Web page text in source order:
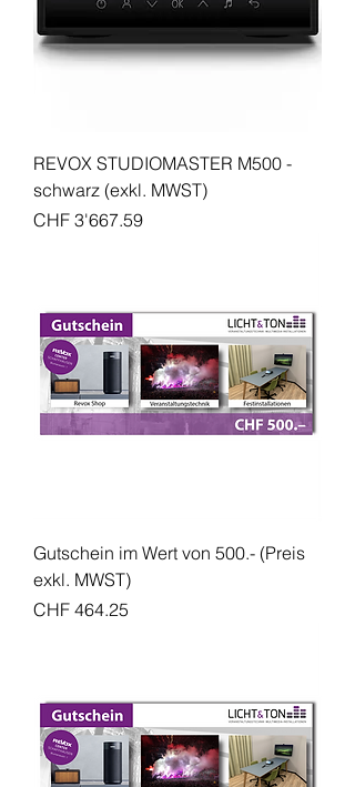
REVOX STUDIOMASTER M500 -
schwarz (exkl. MWST)
Preis
CHF 3'667.59
Gutschein im Wert von 500.- (Preis
exkl. MWST)
Preis
CHF 464.25